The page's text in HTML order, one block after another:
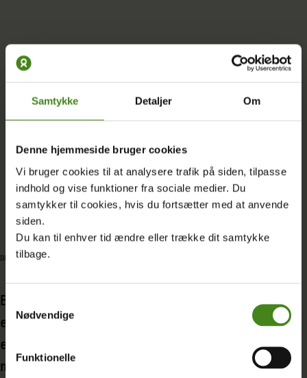
Samtykke Detaljer Om
Denne hjemmeside bruger cookies
Vi bruger cookies til at analysere trafik på siden, tilpasse
indhold og vise funktioner fra sociale medier. Du
samtykker til cookies, hvis du fortsætter med at anvende
siden.
Du kan til enhver tid ændre eller trække dit samtykke
tilbage.
Samtykkevalg
Nødvendige
Funktionelle
Læs mere om skat og
økonomisk retfærdighed
DEBAT|03.08.2026
Beskatning af virksomheders
enorme overskud under
energikrisen kan
medfinansiere den grønne
Beskat
hjælpe
Energikrisen som